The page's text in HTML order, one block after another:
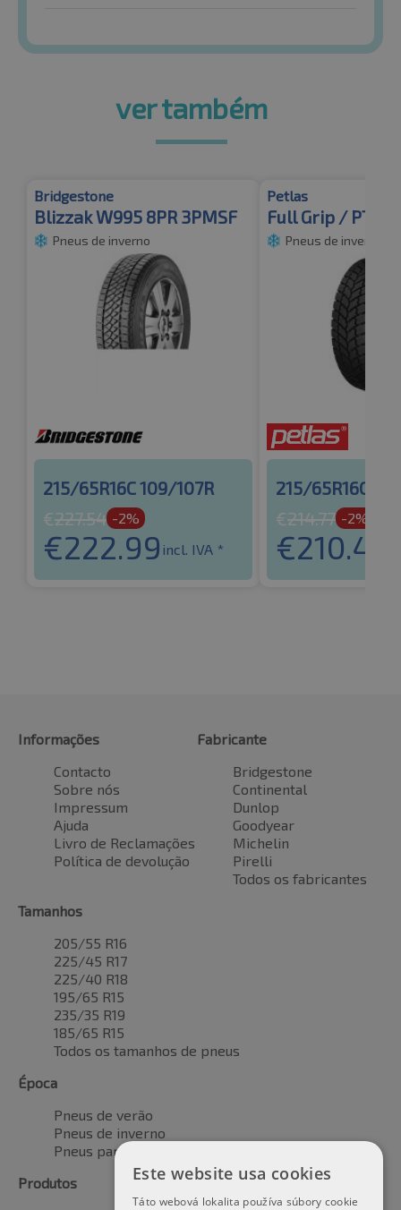
ver também
Bridgestone
Blizzak W995 8PR 3PMSF
Pneus de inverno
215/65R16C 109/107R
€227.54 -2%
€222.99 incl. IVA *
Petlas
Full Grip /
Pneus de inverno
215/65R16C
€214.77 -2%
€210.48
Informações
Contacto
Sobre nós
Impressum
Ajuda
Livro de Reclamações
Política de devolução
Fabricante
Bridgestone
Continental
Dunlop
Goodyear
Michelin
Pirelli
Todos os fabricantes
Tamanhos
205/55 R16
225/45 R17
225/40 R18
195/65 R15
235/35 R19
185/65 R15
Todos os tamanhos de pneus
Época
Pneus de verão
Pneus de inverno
Pneus para todas as estações
Produtos
Este website usa cookies
Táto webová lokalita používa súbory cookie